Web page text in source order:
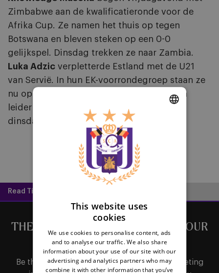
Zimbabwe aan de kwalificatieronde voor de
Afrika Cup. Ze namen het thuis op tegen
Botswana en bleven steken op een 0-0
gelijkspel. Dinsdag trekken ze naar Zambia.
Luka Adzic verpletterde Estland met de U21
van Servië. In hun EK-voorrondegroep staan ze
nu op de vierde plaats, op vier punten van
leider Rusland: de tegenstander van nu
dinsdag.
Read Time:
THE LATEST NEWS DIRECTLY IN YOUR
MAILBOX
Be the first to receive important updates, ticketing
This website uses
cookies
We use cookies to personalise content, ads
and to analyse our traffic. We also share
information about your use of our site with our
advertising and analytics partners who may
combine it with other information that you’ve